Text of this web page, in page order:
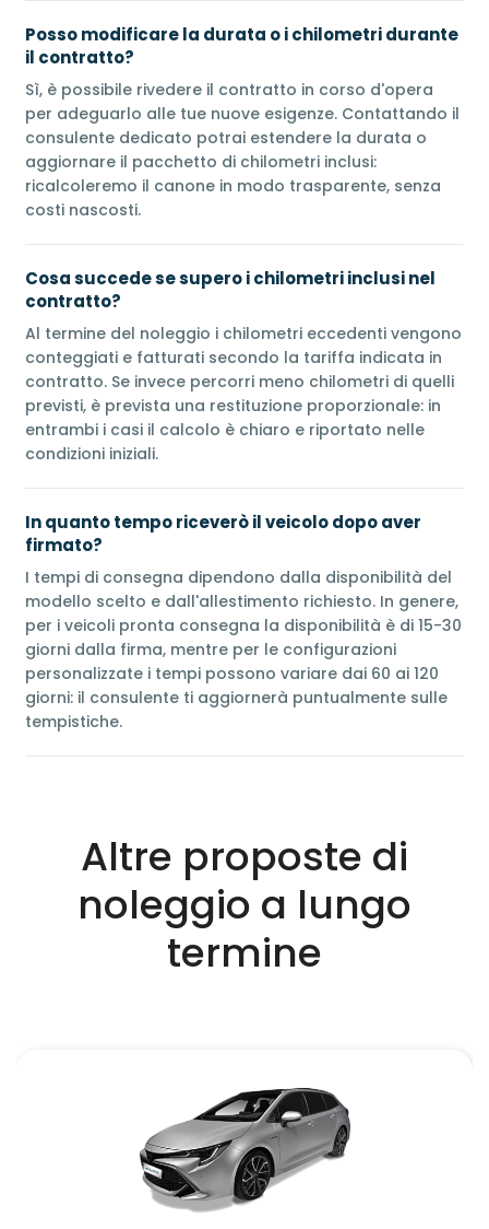
Posso modificare la durata o i chilometri durante
il contratto?
Sì, è possibile rivedere il contratto in corso d'opera
per adeguarlo alle tue nuove esigenze. Contattando il
consulente dedicato potrai estendere la durata o
aggiornare il pacchetto di chilometri inclusi:
ricalcoleremo il canone in modo trasparente, senza
costi nascosti.
Cosa succede se supero i chilometri inclusi nel
contratto?
Al termine del noleggio i chilometri eccedenti vengono
conteggiati e fatturati secondo la tariffa indicata in
contratto. Se invece percorri meno chilometri di quelli
previsti, è prevista una restituzione proporzionale: in
entrambi i casi il calcolo è chiaro e riportato nelle
condizioni iniziali.
In quanto tempo riceverò il veicolo dopo aver
firmato?
I tempi di consegna dipendono dalla disponibilità del
modello scelto e dall'allestimento richiesto. In genere,
per i veicoli pronta consegna la disponibilità è di 15-30
giorni dalla firma, mentre per le configurazioni
personalizzate i tempi possono variare dai 60 ai 120
giorni: il consulente ti aggiornerà puntualmente sulle
tempistiche.
Altre proposte di
noleggio a lungo
termine